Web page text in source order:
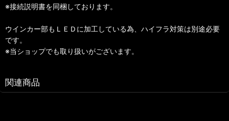
※接続説明書を同梱しております。
ウインカー部もＬＥＤに加工している為、ハイフラ対策は別途必要
です。
※当ショップでも取り扱いがございます。
関連商品